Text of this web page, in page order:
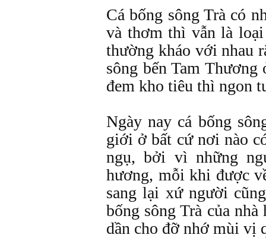
Cá bống sông Trà có
và thơm thì vẫn là
thường kháo với nhau
sông bến Tam
đem kho tiêu thì ngon
Ngày nay cá bống
giới ở bất cứ nơi nào
ngụ, bởi vì những
hương, mỗi khi được
sang lại xứ người
bống sông Trà của nhà
dần cho đỡ nhớ mùi vị